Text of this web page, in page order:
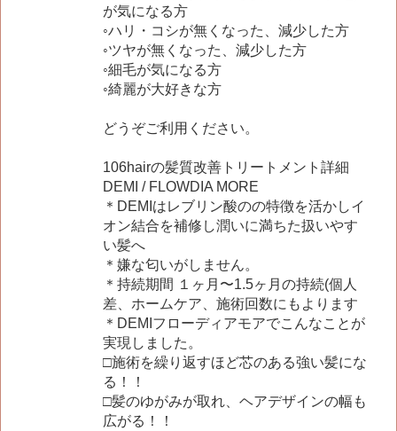
が気になる方
◦ハリ・コシが無くなった、減少した方
◦ツヤが無くなった、減少した方
◦細毛が気になる方
◦綺麗が大好きな方
どうぞご利用ください。
106hairの髪質改善トリートメント詳細
DEMI / FLOWDIA MORE
＊DEMIはレブリン酸のの特徴を活かしイ
オン結合を補修し潤いに満ちた扱いやす
い髪へ
＊嫌な匂いがしません。
＊持続期間 １ヶ月〜1.5ヶ月の持続(個人
差、ホームケア、施術回数にもよります
＊DEMIフローディアモアでこんなことが
実現しました。
□施術を繰り返すほど芯のある強い髪にな
る！！
□髪のゆがみが取れ、ヘアデザインの幅も
広がる！！